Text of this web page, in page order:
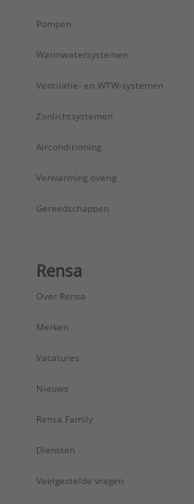
Pompen
Warmwatersystemen
Ventilatie- en WTW-systemen
Zonlichtsystemen
Airconditioning
Verwarming overig
Gereedschappen
Rensa
Over Rensa
Merken
Vacatures
Nieuws
Rensa Family
Diensten
Veelgestelde vragen